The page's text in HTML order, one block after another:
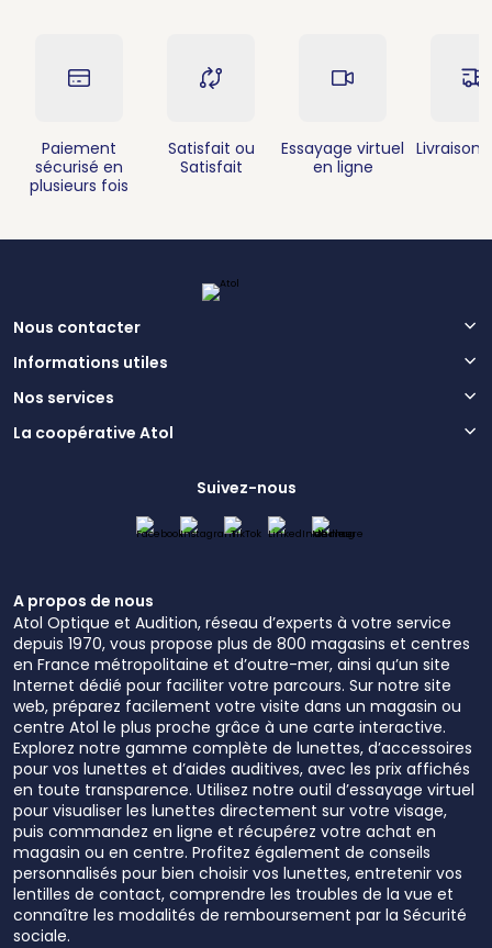
Paiement
sécurisé en
plusieurs fois
Satisfait ou
Satisfait
Essayage virtuel
en ligne
Livraison
Nous contacter
Informations utiles
Nos services
La coopérative Atol
Suivez-nous
A propos de nous
Atol Optique et Audition, réseau d’experts à votre service
depuis 1970, vous propose plus de 800 magasins et centres
en France métropolitaine et d’outre-mer, ainsi qu’un site
Internet dédié pour faciliter votre parcours. Sur notre site
web, préparez facilement votre visite dans un magasin ou
centre Atol le plus proche grâce à une carte interactive.
Explorez notre gamme complète de lunettes, d’accessoires
pour vos lunettes et d’aides auditives, avec les prix affichés
en toute transparence. Utilisez notre outil d’essayage virtuel
pour visualiser les lunettes directement sur votre visage,
puis commandez en ligne et récupérez votre achat en
magasin ou en centre. Profitez également de conseils
personnalisés pour bien choisir vos lunettes, entretenir vos
lentilles de contact, comprendre les troubles de la vue et
connaître les modalités de remboursement par la Sécurité
sociale.